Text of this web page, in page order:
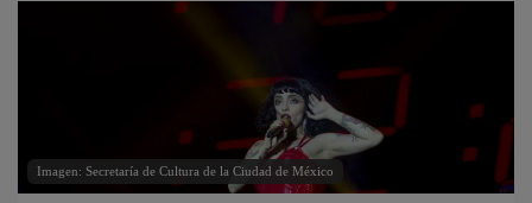
Imagen: Secretaría de Cultura de la Ciudad de México